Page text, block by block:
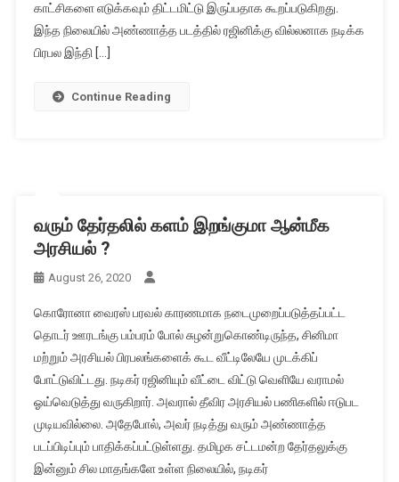
காட்சிகளை எடுக்கவும் திட்டமிட்டு இருப்பதாக கூறப்படுகிறது.
இந்த நிலையில் அண்ணாத்த படத்தில் ரஜினிக்கு வில்லனாக நடிக்க
பிரபல இந்தி […]
Continue Reading
வரும் தேர்தலில் களம் இறங்குமா ஆன்மீக
அரசியல் ?
August 26, 2020
கொரோனா வைரஸ் பரவல் காரணமாக நடைமுறைப்படுத்தப்பட்ட
தொடர் ஊரடங்கு பம்பரம் போல் சுழன்றுகொண்டிருந்த, சினிமா
மற்றும் அரசியல் பிரபலங்களைக் கூட வீட்டிலேயே முடக்கிப்
போட்டுவிட்டது. நடிகர் ரஜினியும் வீட்டை விட்டு வெளியே வராமல்
ஓய்வெடுத்து வருகிறார். அவரால் தீவிர அரசியல் பணிகளில் ஈடுபட
முடியவில்லை. அதேபோல், அவர் நடித்து வரும் அண்ணாத்த
படப்பிடிப்பும் பாதிக்கப்பட்டுள்ளது. தமிழக சட்டமன்ற தேர்தலுக்கு
இன்னும் சில மாதங்களே உள்ள நிலையில், நடிகர்